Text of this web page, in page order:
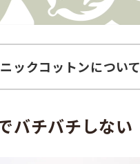
ックコットンについて
バチバチしない